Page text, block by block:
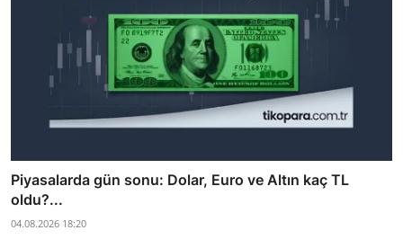
Piyasalarda gün sonu: Dolar, Euro ve Altın kaç TL
oldu?...
04.08.2026 18:20